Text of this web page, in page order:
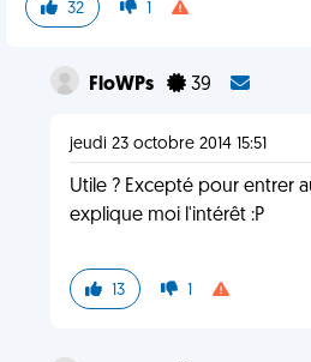
32 1
FloWPs 39
jeudi 23 octobre 2014 15:51
Utile ? Excepté pour entrer
explique moi l'intérêt :P
13 1